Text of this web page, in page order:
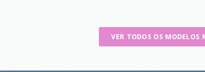
VER TODOS OS MODELOS